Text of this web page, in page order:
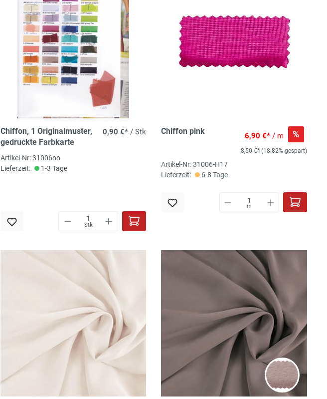
Chiffon, 1 Originalmuster,
gedruckte Farbkarte
0,90 €* / Stk
Artikel-Nr: 31006oo
Lieferzeit:
1-3 Tage
Stk
Chiffon pink 6,90 €*/ m %
8,50 €* (18.82% gespart)
Artikel-Nr: 31006-H17
Lieferzeit:
6-8 Tage
m